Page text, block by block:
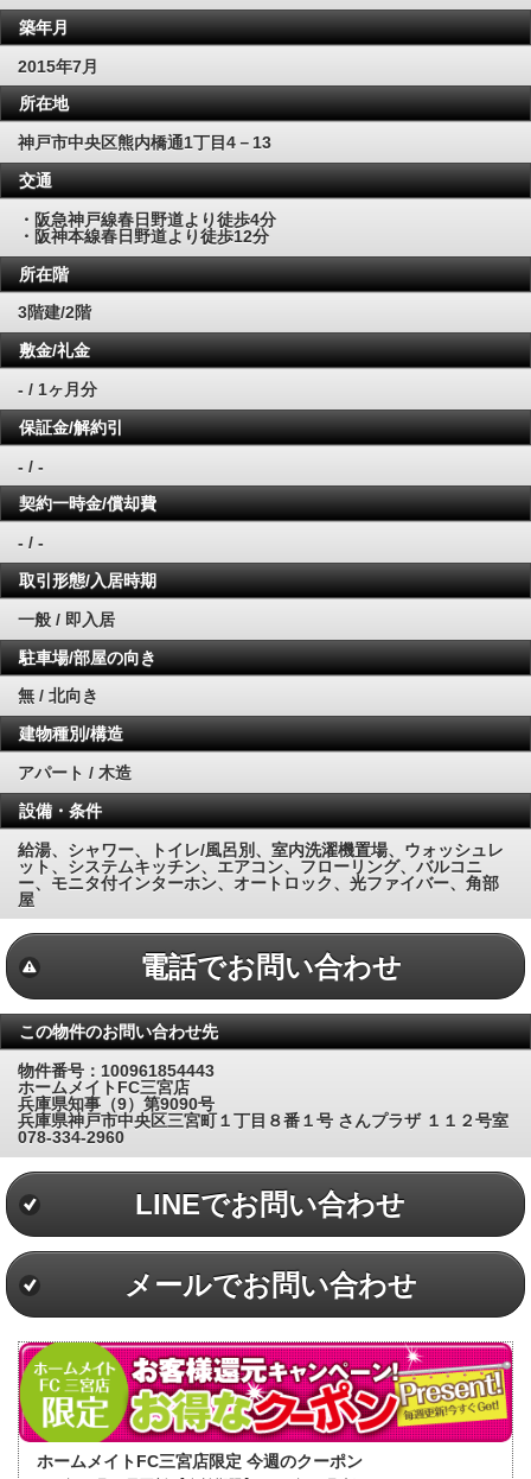
築年月
2015年7月
所在地
神戸市中央区熊内橋通1丁目4－13
交通
・阪急神戸線春日野道より徒歩4分
・阪神本線春日野道より徒歩12分
所在階
3階建/2階
敷金/礼金
- / 1ヶ月分
保証金/解約引
- / -
契約一時金/償却費
- / -
取引形態/入居時期
一般 / 即入居
駐車場/部屋の向き
無 / 北向き
建物種別/構造
アパート / 木造
設備・条件
給湯、シャワー、トイレ/風呂別、室内洗濯機置場、ウォッシュレ
ット、システムキッチン、エアコン、フローリング、バルコニ
ー、モニタ付インターホン、オートロック、光ファイバー、角部
屋
電話でお問い合わせ
この物件のお問い合わせ先
物件番号：100961854443
ホームメイトFC三宮店
兵庫県知事（9）第9090号
兵庫県神戸市中央区三宮町１丁目８番１号 さんプラザ １１２号室
078-334-2960
LINEでお問い合わせ
メールでお問い合わせ
ホームメイトFC三宮店限定 今週のクーポン